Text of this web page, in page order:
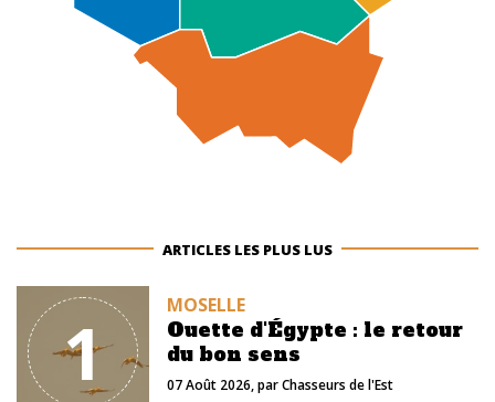
ARTICLES LES PLUS LUS
1 MOSELLE
Ouette d'Égypte : le retour
du bon sens
07 Août 2026, parChasseurs de l'Est